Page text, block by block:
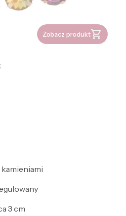
Zobacz produkt
3 cm